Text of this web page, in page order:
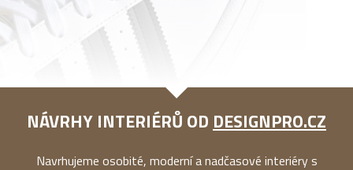
NÁVRHY INTERIÉRŮ OD DESIGNPRO.CZ
Navrhujeme osobité, moderní a nadčasové interiéry s